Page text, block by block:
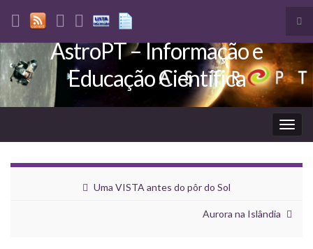
Search for:
AstroPT – Informação e
Educação Científica
Uma VISTA antes do pôr do Sol
Aurora na Islândia